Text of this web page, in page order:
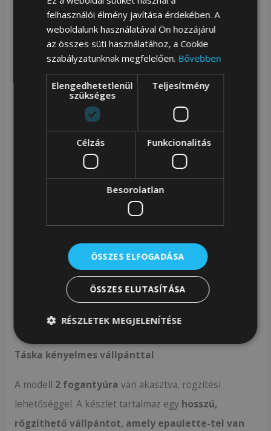
Nagy poliészter sport utazótáska – Peterson
Tágas és nagyon tartós utazótáska sportos stílusban.
Rendkívül tartós poliészter anyagból készült. A táska
nincs merevítve, így összecsukva kevés helyet foglal
Tágas és funkcionális
egy tágas rekesszel,dupla cipzárral zárva. A
rekesz fedéllel rendelkezik a nagyon kényelmes
további 2 zsebbelrendelkezik:
2 tágas külső cipzáras zseb a táska elején
és hátulján.
Táska kényelmes vállpánttal
A modell 2 fogantyúra van akasztva, rögzítési
lehetőséggel. A készlet tartalmaz egy hosszú,
rögzíthető vállpántot, amely epaulette-tel van
felhasználói élmény javítása érdekében. A
weboldalunk használatával Ön hozzájárul
az összes süti használatához, a Cookie
szabályzatunknak megfelelően. Bővebben
Elengedhetetlenül
szükséges
Teljesítmény
Célzás Funkcionalitás
Besorolatlan
ÖSSZES ELFOGADÁSA
ÖSSZES ELUTASÍTÁSA
RÉSZLETEK MEGJELENÍTÉSE